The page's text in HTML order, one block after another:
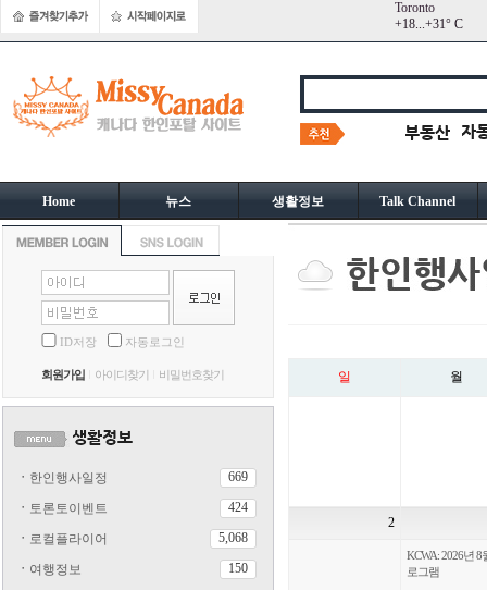
Toronto
+18...+31° C
Home 뉴스 생활정보 Talk Channel
ID저장 자동로그인
회원가입 아이디찾기 비밀번호찾기
ㆍ 한인행사일정 669
ㆍ 토론토이벤트 424
ㆍ 로컬플라이어 5,068
ㆍ 여행정보 150
일 월
2
KCWA: 2026년 8
로그램